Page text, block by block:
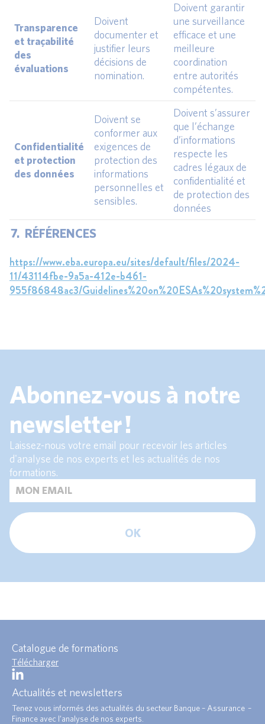
Transparence
et traçabilité
des
évaluations
Doivent
documenter et
justifier leurs
décisions de
nomination.
Doivent garantir
une surveillance
efficace et une
meilleure
coordination
entre autorités
compétentes.
Confidentialité
et protection
des données
Doivent se
conformer aux
exigences de
protection des
informations
personnelles et
sensibles.
Doivent s’assurer
que l’échange
d’informations
respecte les
cadres légaux de
confidentialité et
de protection des
données
7. RÉFÉRENCES
https://www.eba.europa.eu/sites/default/files/2024-
11/43114fbe-9a5a-412e-b461-
955f86848ac3/
Abonnez-vous à notre
newsletter !
Laissez-nous votre email pour recevoir les articles
d'analyse de nos experts et les actualités de nos
formations.
OK
Catalogue de formations
Télécharger
Actualités et newsletters
Tenez vous informés des actualités du secteur Banque – Assurance –
Finance avec l’analyse de nos experts.